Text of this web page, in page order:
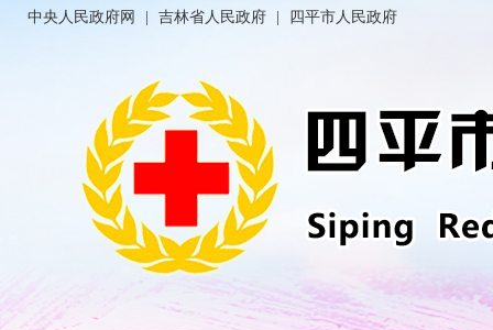
中央人民政府网 吉林省人民政府 四平市人民政府